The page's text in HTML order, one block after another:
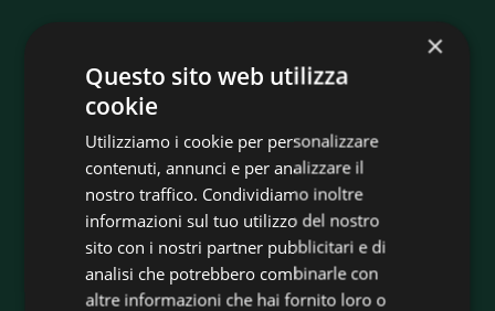
Resta sempre aggiornato su novità, offerte
e soluzioni per l’efficienza energetica. Ricevi
consigli utili, informazioni sugli incentivi e
tutte le opportunità per risparmiare e
rendere più sostenibile la tua casa o la tua
azienda.
Iscriviti adesso
×
Questo sito web utilizza
cookie
Utilizziamo i cookie per personalizzare
contenuti, annunci e per analizzare il
nostro traffico. Condividiamo inoltre
informazioni sul tuo utilizzo del nostro
sito con i nostri partner pubblicitari e di
analisi che potrebbero combinarle con
altre informazioni che hai fornito loro o